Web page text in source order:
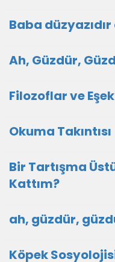
Baba
Ah, Güzdür,
Filozoflar ve
Okuma Takıntısı
Bir Tartışma
Kattım?
ah, güzdür,
Köpek